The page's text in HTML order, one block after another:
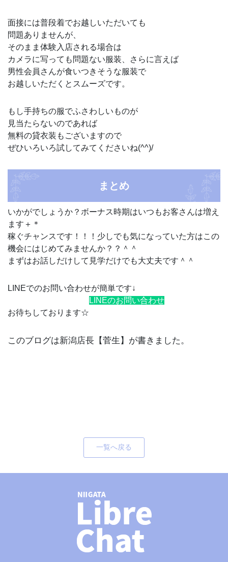
面接には普段着でお越しいただいても
問題ありませんが、
そのまま体験入店される場合は
カメラに写っても問題ない服装、さらに言えば
男性会員さんが食いつきそうな服装で
お越しいただくとスムーズです。
もし手持ちの服でふさわしいものが
見当たらないのであれば
無料の貸衣装もございますので
ぜひいろいろ試してみてくださいね(^^)/
まとめ
いかがでしょうか？ボーナス時期はいつもお客さんは増え
ます＋＊
稼ぐチャンスです！！！少しでも気になっていた方はこの
機会にはじめてみませんか？？＾＾
まずはお話しだけして見学だけでも大丈夫です＾＾
LINEでのお問い合わせが簡単です↓
LINEのお問い合わせ
お待ちしております☆
このブログは新潟店長【菅生】が書きました。
一覧へ戻る